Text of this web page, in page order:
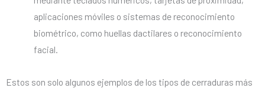
aplicaciones móviles o sistemas de reconocimiento
biométrico, como huellas dactilares o reconocimiento
facial.
Estos son solo algunos ejemplos de los tipos de cerraduras más